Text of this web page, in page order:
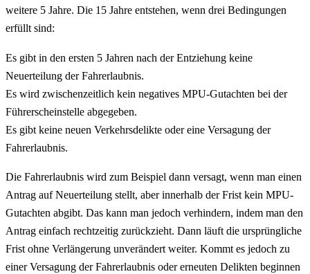
weitere 5 Jahre. Die 15 Jahre entstehen, wenn drei Bedingungen
erfüllt sind:
Es gibt in den ersten 5 Jahren nach der Entziehung keine
Neuerteilung der Fahrerlaubnis.
Es wird zwischenzeitlich kein negatives MPU-Gutachten bei der
Führerscheinstelle abgegeben.
Es gibt keine neuen Verkehrsdelikte oder eine Versagung der
Fahrerlaubnis.
Die Fahrerlaubnis wird zum Beispiel dann versagt, wenn man einen
Antrag auf Neuerteilung stellt, aber innerhalb der Frist kein MPU-
Gutachten abgibt. Das kann man jedoch verhindern, indem man den
Antrag einfach rechtzeitig zurückzieht. Dann läuft die ursprüngliche
Frist ohne Verlängerung unverändert weiter. Kommt es jedoch zu
einer Versagung der Fahrerlaubnis oder erneuten Delikten beginnen